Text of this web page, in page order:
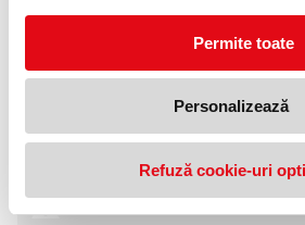
Permite toate
Personalizează
Refuză cookie-uri
caietelor școlare, protejându-le de praf,
COMENTARII COPERTA CAIET A5,
Nu exista comentarii. Fii primul care